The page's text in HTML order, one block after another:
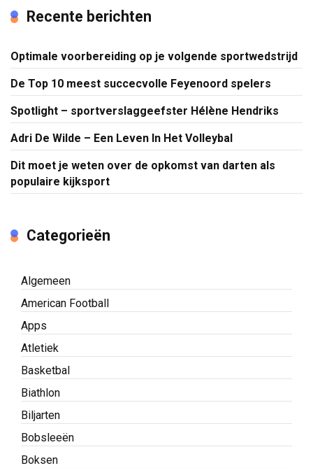
Recente berichten
Optimale voorbereiding op je volgende sportwedstrijd
De Top 10 meest succecvolle Feyenoord spelers
Spotlight – sportverslaggeefster Hélène Hendriks
Adri De Wilde – Een Leven In Het Volleybal
Dit moet je weten over de opkomst van darten als
populaire kijksport
Categorieën
Algemeen
American Football
Apps
Atletiek
Basketbal
Biathlon
Biljarten
Bobsleeën
Boksen